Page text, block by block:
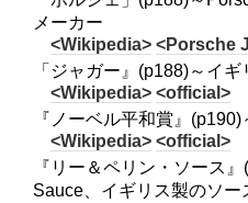
メーカー
<Wikipedia> <Porsche
「ジャガー』(p188)～イ
<Wikipedia> <official>
『ノーベル平和賞』
<Wikipedia> <official>
『リー＆ペリン・ソース
Sauce、イギリス製のソ